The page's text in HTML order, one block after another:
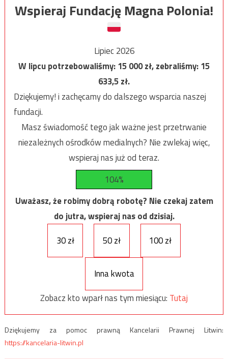
Wspieraj Fundację Magna Polonia!
Lipiec 2026
W lipcu potrzebowaliśmy:15 000zł, zebraliśmy:15
633,5zł.
Dziękujemy! i zachęcamy do dalszego wsparcia naszej
fundacji.
Masz świadomość tego jak ważne jest przetrwanie
niezależnych ośrodków medialnych? Nie zwlekaj więc,
wspieraj nas już od teraz.
104%
Uważasz, że robimy dobrą robotę? Nie czekaj zatem
do jutra, wspieraj nas od dzisiaj.
30 zł
50 zł 100 zł
Inna kwota
Zobacz kto wparł nas tym miesiącu: Tutaj
Dziękujemy za pomoc prawną Kancelarii Prawnej Litwin:
https://kancelaria-litwin.pl